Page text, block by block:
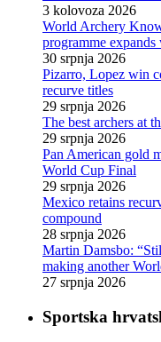
3 kolovoza 2026
World Archery
programme
30 srpnja 2026
Pizarro, Lopez win
recurve titles
29 srpnja 2026
The best archers at
29 srpnja 2026
Pan American gold
World Cup Final
29 srpnja 2026
Mexico retains
compound
28 srpnja 2026
Martin Damsbo:
making another
27 srpnja 2026
Sportska